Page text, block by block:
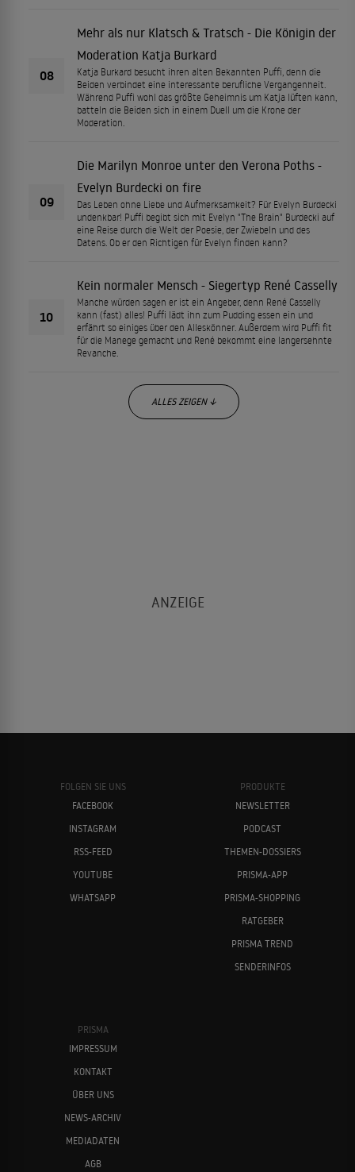
08
Mehr als nur Klatsch & Tratsch - Die Königin der
Moderation Katja Burkard
Katja Burkard besucht ihren alten Bekannten Puffi, denn die
Beiden verbindet eine interessante berufliche Vergangenheit.
Während Puffi wohl das größte Geheimnis um Katja lüften kann,
batteln die Beiden sich in einem Duell um die Krone der
Moderation.
09
Die Marilyn Monroe unter den Verona Poths -
Evelyn Burdecki on fire
Das Leben ohne Liebe und Aufmerksamkeit? Für Evelyn Burdecki
undenkbar! Puffi begibt sich mit Evelyn "The Brain" Burdecki auf
eine Reise durch die Welt der Poesie, der Zwiebeln und des
Datens. Ob er den Richtigen für Evelyn finden kann?
10
Kein normaler Mensch - Siegertyp René Casselly
Manche würden sagen er ist ein Angeber, denn René Casselly
kann (fast) alles! Puffi lädt ihn zum Pudding essen ein und
erfährt so einiges über den Alleskönner. Außerdem wird Puffi fit
für die Manege gemacht und René bekommt eine langersehnte
Revanche.
ALLES ZEIGEN ↓
FOLGEN SIE UNS
FACEBOOK
INSTAGRAM
RSS-FEED
YOUTUBE
WHATSAPP
PRODUKTE
NEWSLETTER
PODCAST
THEMEN-DOSSIERS
PRISMA-APP
PRISMA-SHOPPING
RATGEBER
PRISMA TREND
SENDERINFOS
PRISMA
IMPRESSUM
KONTAKT
ÜBER UNS
NEWS-ARCHIV
MEDIADATEN
AGB